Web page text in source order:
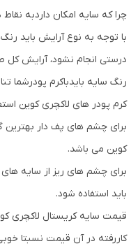
چرا که سایه امکان داردبه
با توجه به نوع آرایش باید رنگ
درستی انجام نشود، آرایش
رنگ سایه بایدباکرم پودرشما
کرم پودر های لاکچری کوین
برای چشم های پف دار بهترین
کوین می باشد.
باید استفاده شود.
کاررفته در آن قیمت نسبتا